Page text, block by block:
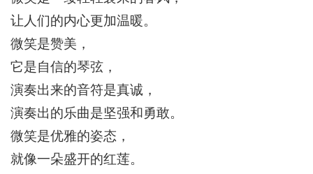
让人们的内心更加温暖。
微笑是赞美，
它是自信的琴弦，
演奏出来的音符是真诚 ，
演奏出的乐曲是坚强和勇敢。
微笑是优雅的姿态，
就像一朵盛开的红莲。